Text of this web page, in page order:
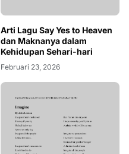
Arti Lagu Say Yes to Heaven
dan Maknanya dalam
Kehidupan Sehari-hari
Februari 23, 2026